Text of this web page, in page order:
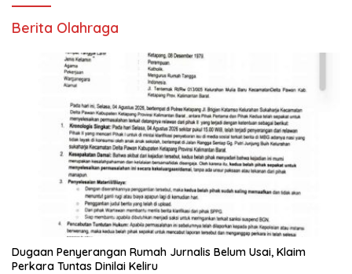
Berita Olahraga
Dugaan Penyerangan Rumah Jurnalis Belum Usai, Klaim
Perkara Tuntas Dinilai Keliru